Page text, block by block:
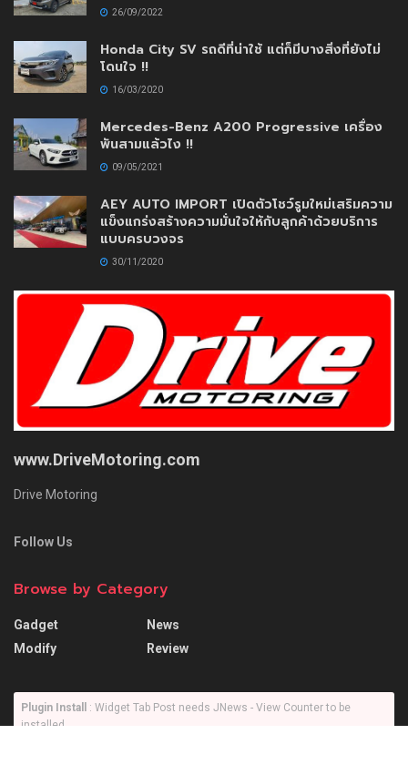
26/09/2022
Honda City SV รถดีที่น่าใช้ แต่ก็มีบางสิ่งที่ยังไม่
โดนใจ !!
16/03/2020
Mercedes-Benz A200 Progressive เครื่อง
พันสามแล้วไง !!
09/05/2021
AEY AUTO IMPORT เปิดตัวโชว์รูมใหม่เสริมความ
แข็งแกร่งสร้างความมั่นใจให้กับลูกค้าด้วยบริการ
แบบครบวงจร
30/11/2020
www.DriveMotoring.com
Drive Motoring
Follow Us
Browse by Category
Gadget
Modify
News
Review
Plugin Install
: Widget Tab Post needs JNews - View Counter to be
installed